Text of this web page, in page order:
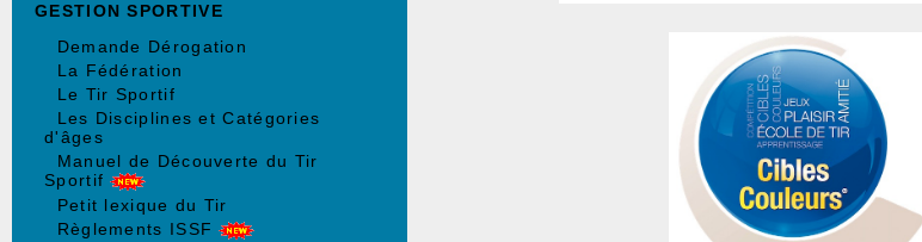
GESTION SPORTIVE
Demande Dérogation
La Fédération
Le Tir Sportif
Les Disciplines et Catégories
d'âges
Manuel de Découverte du Tir
Sportif
Petit lexique du Tir
Règlements ISSF